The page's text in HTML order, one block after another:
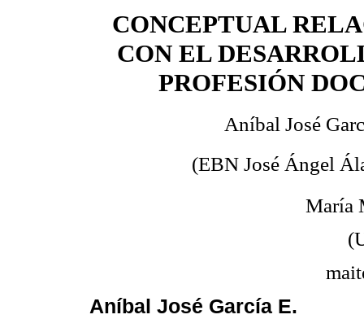
CONCEPTUAL
CON EL
PROFESIÓN
Aníbal José
(EBN José Ángel
María
Aníbal José García E.